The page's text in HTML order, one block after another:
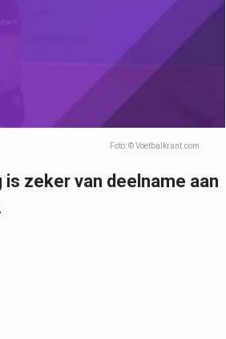
Foto: © Voetbalkrant.com
zeker van deelname aan